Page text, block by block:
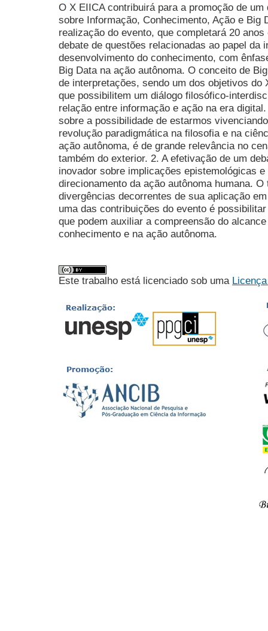
O X EIICA contribuirá para a promoção de
sobre Informação, Conhecimento, Ação e Big
realização do evento, que completará 20
debate de questões relacionadas ao papel da
desenvolvimento do conhecimento, com
Big Data na ação autônoma. O conceito de
de interpretações, sendo um dos objetivos
que possibilitem um diálogo filosófico-
relação entre informação e ação na era
sobre a possibilidade de estarmos
revolução paradigmática na filosofia e na
ação autônoma, é de grande relevância no
também do exterior. 2. A efetivação de um
inovador sobre implicações epistemológicas
direcionamento da ação autônoma humana.
divergências decorrentes de sua aplicação
uma das contribuições do evento é
que podem auxiliar a compreensão do
conhecimento e na ação autônoma.
Este trabalho está licenciado sob uma